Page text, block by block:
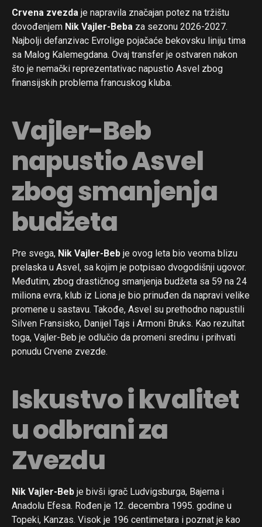
Crvena zvezda je napravila značajan potez na tržištu
dovođenjem Nik Vajler-Beba za sezonu 2026-2027.
Najbolji defanzivac Evrolige pojačaće bekovsku liniju tima
sa Malog Kalemegdana. Ovaj transfer je ostvaren nakon
što je nemački reprezentativac napustio Asvel zbog
finansijskih problema francuskog kluba.
Vajler-Beb
napustio Asvel
zbog smanjenja
budžeta
Pre svega, Nik Vajler-Beb je ovog leta bio veoma blizu
prelaska u Asvel, sa kojim je potpisao dvogodišnji ugovor.
Međutim, zbog drastičnog smanjenja budžeta sa 59 na 24
miliona evra, klub iz Liona je bio prinuđen da napravi velike
promene u sastavu. Takođe, Asvel su prethodno napustili
Silven Fransisko, Danijel Tajs i Armoni Bruks. Kao rezultat
toga, Vajler-Beb je odlučio da promeni sredinu i prihvati
ponudu Crvene zvezde.
Iskustvo i kvalitet
u odbrani za
Zvezdu
Nik Vajler-Beb je bivši igrač Ludvigsburga, Bajerna i
Anadolu Efesa. Rođen je 12. decembra 1995. godine u
Topeki, Kanzas. Visok je 196 centimetara i poznat je kao